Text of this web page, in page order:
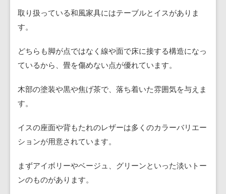
取り扱っている和風家具にはテーブルとイスがありま
す。
どちらも脚が点ではなく線や面で床に接する構造になっ
ているから、畳を傷めない点が優れています。
木部の塗装や黒や焦げ茶で、落ち着いた雰囲気を与えま
す。
イスの座面や背もたれのレザーは多くのカラーバリエー
ションが用意されています。
まずアイボリーやベージュ、グリーンといった淡いトー
ンのものがあります。